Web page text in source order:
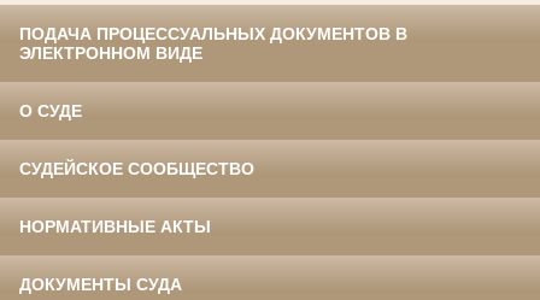
ПОДАЧА ПРОЦЕССУАЛЬНЫХ ДОКУМЕНТОВ В
ЭЛЕКТРОННОМ ВИДЕ
О СУДЕ
СУДЕЙСКОЕ СООБЩЕСТВО
НОРМАТИВНЫЕ АКТЫ
ДОКУМЕНТЫ СУДА